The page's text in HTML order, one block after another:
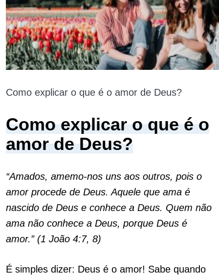
Como explicar o que é o amor de Deus?
Como explicar o que é o
amor de Deus?
“Amados, amemo-nos uns aos outros, pois o
amor procede de Deus. Aquele que ama é
nascido de Deus e conhece a Deus. Quem não
ama não conhece a Deus, porque Deus é
amor.” (1 João 4:7, 8)
É simples dizer: Deus é o amor! Sabe quando